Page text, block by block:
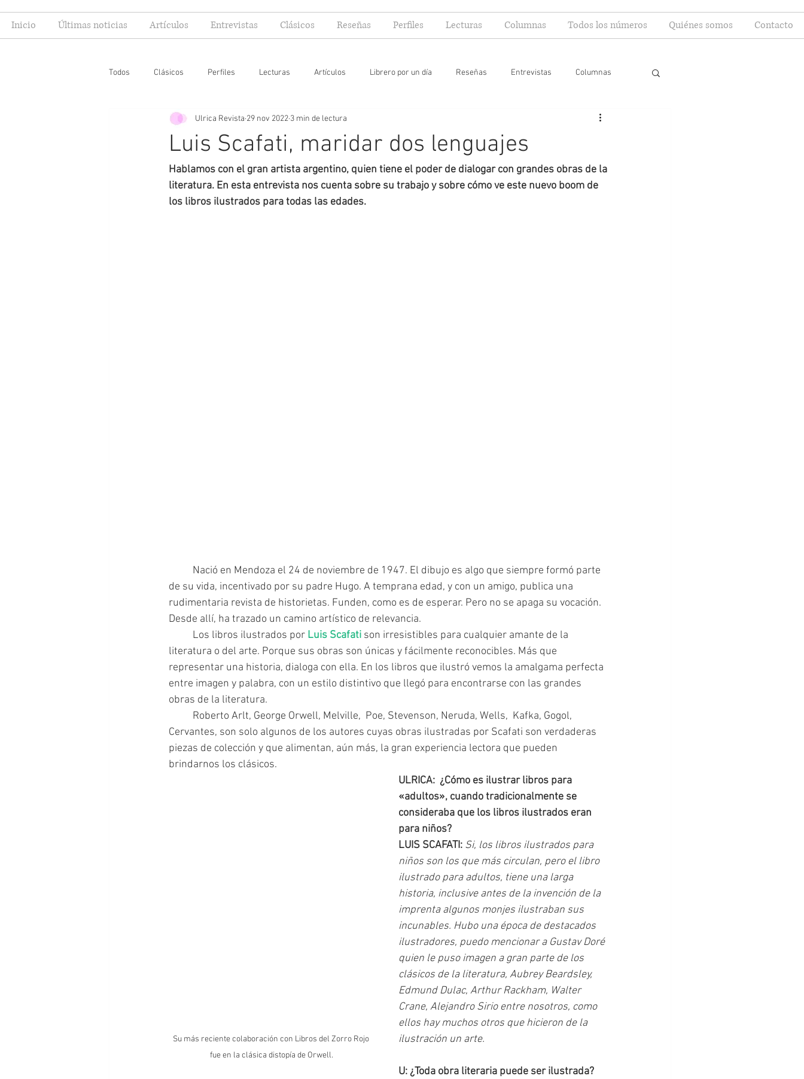
Inicio Últimas noticias Artículos Entrevistas Clásicos Reseñas Perfiles Lecturas Columnas Todos los números Quiénes somos Contacto
Todos Clásicos Perfiles Lecturas Artículos Librero por un día Reseñas Entrevistas Columnas
Editoriales Especial FIL Mi yo lector
Luis Scafati, maridar dos lenguajes
Ulrica Revista 29 nov 2022 3 min de lectura
Hablamos con el gran artista argentino, quien tiene el poder de dialogar con grandes obras de la
literatura. En esta entrevista nos cuenta sobre su trabajo y sobre cómo ve este nuevo boom de
los libros ilustrados para todas las edades.
de su vida, incentivado por su padre Hugo. A temprana edad, y con un amigo, publica una
rudimentaria revista de historietas. Funden, como es de esperar. Pero no se apaga su vocación.
Desde allí, ha trazado un camino artístico de relevancia.
Los libros ilustrados por Luis Scafati son irresistibles para cualquier amante de la
literatura o del arte. Porque sus obras son únicas y fácilmente reconocibles. Más que
representar una historia, dialoga con ella. En los libros que ilustró vemos la amalgama perfecta
entre imagen y palabra, con un estilo distintivo que llegó para encontrarse con las grandes
obras de la literatura.
Cervantes, son solo algunos de los autores cuyas obras ilustradas por Scafati son verdaderas
piezas de colección y que alimentan, aún más, la gran experiencia lectora que pueden
brindarnos los clásicos.
Su más reciente colaboración con Libros del Zorro Rojo
fue en la clásica distopía de Orwell.
ULRICA:  ¿Cómo es ilustrar libros para
«adultos», cuando tradicionalmente se
consideraba que los libros ilustrados eran
para niños?
LUIS SCAFATI: Si, los libros ilustrados para
niños son los que más circulan, pero el libro
ilustrado para adultos, tiene una larga
historia, inclusive antes de la invención de la
imprenta algunos monjes ilustraban sus
incunables. Hubo una época de destacados
ilustradores, puedo mencionar a Gustav Doré
quien le puso imagen a gran parte de los
clásicos de la literatura, Aubrey Beardsley,
Edmund Dulac, Arthur Rackham, Walter
Crane, Alejandro Sirio entre nosotros, como
ellos hay muchos otros que hicieron de la
ilustración un arte.
U: ¿Toda obra literaria puede ser ilustrada?